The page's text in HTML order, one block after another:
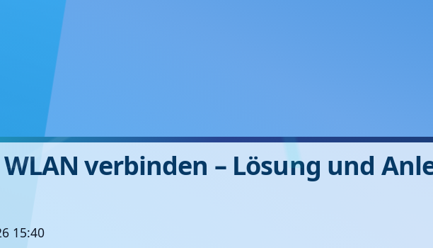
verbinden – Lösung und
15:40